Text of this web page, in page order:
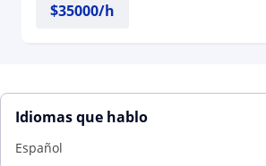
$35000/h
Idiomas que hablo
Español